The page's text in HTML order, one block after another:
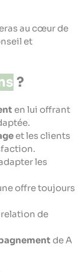
au cœur de
et
?
en lui offrant
et les clients
les
offre toujours
de
de A